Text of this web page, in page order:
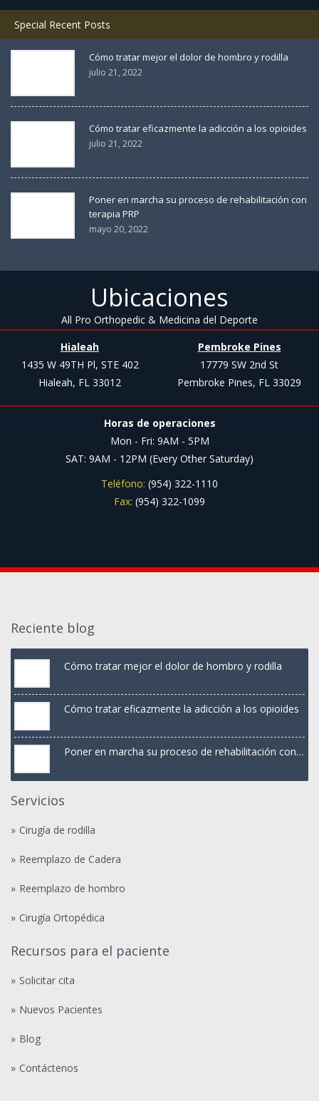
Special Recent Posts
Cómo tratar mejor el dolor de hombro y rodilla
julio 21, 2022
Cómo tratar eficazmente la adicción a los opioides
julio 21, 2022
Poner en marcha su proceso de rehabilitación con
terapia PRP
mayo 20, 2022
Ubicaciones
All Pro Orthopedic & Medicina del Deporte
Hialeah
1435 W 49TH Pl, STE 402
Hialeah, FL 33012
Pembroke Pines
17779 SW 2nd St
Pembroke Pines, FL 33029
Horas de operaciones
Mon - Fri: 9AM - 5PM
SAT: 9AM - 12PM (Every Other Saturday)
Teléfono: (954) 322-1110
Fax: (954) 322-1099
Reciente blog
Cómo tratar mejor el dolor de hombro y rodilla
Cómo tratar eficazmente la adicción a los opioides
Poner en marcha su proceso de rehabilitación con
Servicios
Cirugía de rodilla
Reemplazo de Cadera
Reemplazo de hombro
Cirugía Ortopédica
Recursos para el paciente
Solicitar cita
Nuevos Pacientes
Blog
Contáctenos